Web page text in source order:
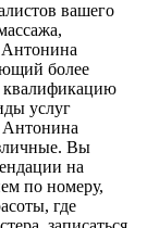
вашего
Антонина
более
квалификацию
услуг
Антонина
Вы
на
по номеру,
где